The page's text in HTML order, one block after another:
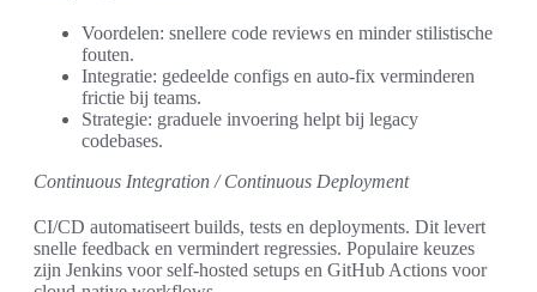
Voordelen: snellere code reviews en minder stilistische
fouten.
Integratie: gedeelde configs en auto-fix verminderen
frictie bij teams.
Strategie: graduele invoering helpt bij legacy
codebases.
Continuous Integration / Continuous Deployment
CI/CD automatiseert builds, tests en deployments. Dit levert
snelle feedback en vermindert regressies. Populaire keuzes
zijn Jenkins voor self-hosted setups en GitHub Actions voor